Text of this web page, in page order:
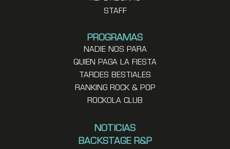
STAFF
PROGRAMAS
NADIE NOS PARA
QUIEN PAGA LA FIESTA
TARDES BESTIALES
RANKING ROCK & POP
ROCKOLA CLUB
NOTICIAS
BACKSTAGE R&P